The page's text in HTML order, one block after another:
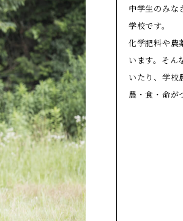
中学⽣のみな
学校です。
化学肥料や農
います。そん
いたり、学校
農・食・命が